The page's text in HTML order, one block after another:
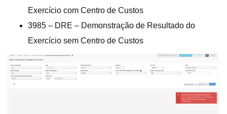
Exercício com Centro de Custos
3985 – DRE – Demonstração de Resultado do
Exercício sem Centro de Custos